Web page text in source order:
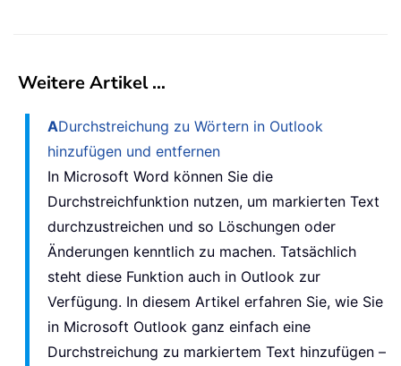
Weitere Artikel …
ADurchstreichung zu Wörtern in Outlook
hinzufügen und entfernen
In Microsoft Word können Sie die
Durchstreichfunktion nutzen, um markierten Text
durchzustreichen und so Löschungen oder
Änderungen kenntlich zu machen. Tatsächlich
steht diese Funktion auch in Outlook zur
Verfügung. In diesem Artikel erfahren Sie, wie Sie
in Microsoft Outlook ganz einfach eine
Durchstreichung zu markiertem Text hinzufügen –